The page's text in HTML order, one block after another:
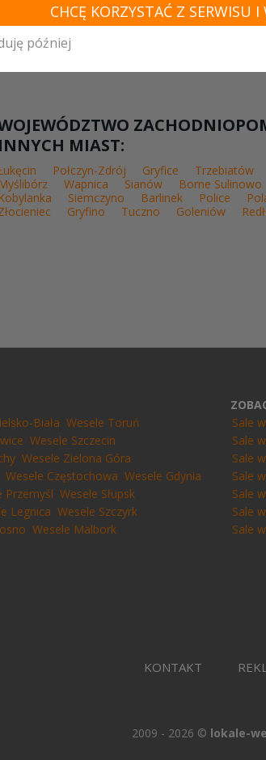
" Dom nad jeziorem" ...
Szczecinek
INNYCH MIAST:
Połczyn-Zdrój Gryfice Trzebiatów
Myślibórz
Wapnica Sianów Borne Sulinowo
Kobylanka
Siemczyno Barlinek Police
Gryfino Tuczno Goleniów
Biała Wesele Toruń
Wesele Szczecin
Wesele Zielona Góra
Wesele Częstochowa Wesele Gdynia
Przemyśl Wesele Słupsk
Legnica Wesele Szczyrk
Wesele Malbork
Sale
Sale
Sale
Sale
Sale
Sale
Sale
KONTAKT
2009 - 2026 © lokale-
CHCĘ KORZYSTAĆ Z SERWISU
później